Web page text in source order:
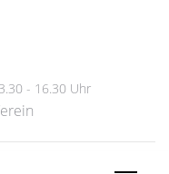
- 16.30 Uhr